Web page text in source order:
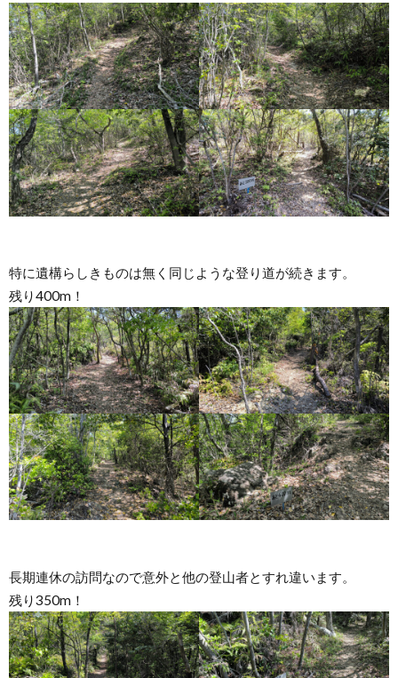
特に遺構らしきものは無く同じような登り道が続きます。
残り400m！
長期連休の訪問なので意外と他の登山者とすれ違います。
残り350m！